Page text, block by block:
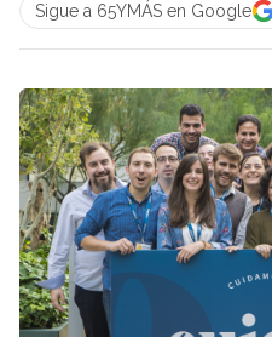
Sigue a 65YMÁS en Google